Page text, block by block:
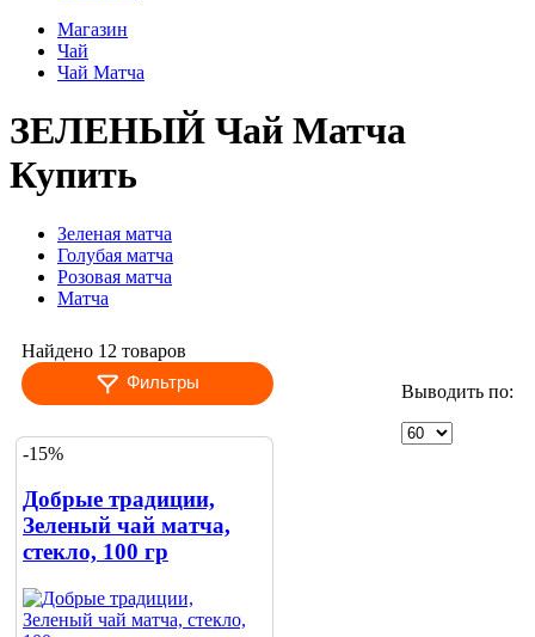
Магазин
Чай
Чай Матча
ЗЕЛЕНЫЙ Чай Матча
Купить
Зеленая матча
Голубая матча
Розовая матча
Матча
Найдено 12 товаров
Фильтры
Выводить по:
-15%
Добрые традиции,
Зеленый чай матча,
стекло, 100 гр